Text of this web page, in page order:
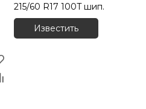
215/60 R17 100T шип.
Известить